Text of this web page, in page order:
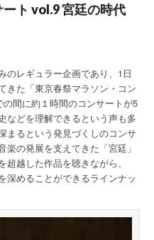
ト vol.9 宮廷の時代
レギュラー企画であり、1日
きた「東京春祭マラソン・コン
間に約１時間のコンサートが5
などを理解できるという声も多
まるという発見づくしのコンサ
の発展を支えてきた「宮廷」
越した作品を聴きながら、
深めることができるラインナッ